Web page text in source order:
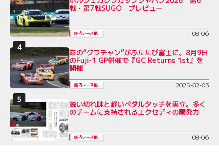
戦・第7戦SUGO プレビュー
国内レース他 08-06
あの“グラチャン”がふたたび富士に。8月9日
のFuji-1 GP併催で『GC Returns 1st』を
開催
国内レース他 2025-02-03
鋭い切れ味と軽いペダルタッチを両立。多く
のチームに支持されるエクセディの開発力
国内レース他 08-06